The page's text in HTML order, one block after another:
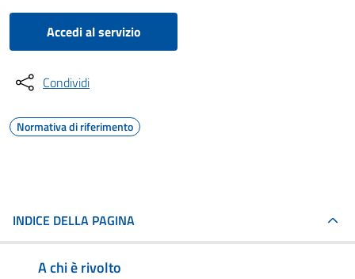
Accedi al servizio
Condividi
Normativa di riferimento
INDICE DELLA PAGINA
A chi è rivolto